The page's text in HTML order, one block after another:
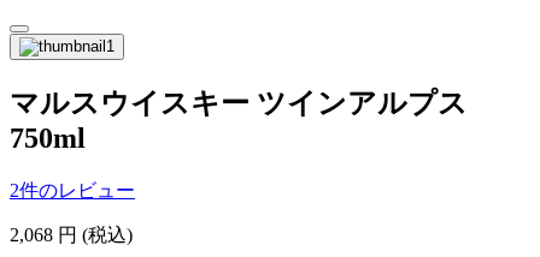
マルスウイスキー ツインアルプス
750ml
2件のレビュー
2,068 円 (税込)